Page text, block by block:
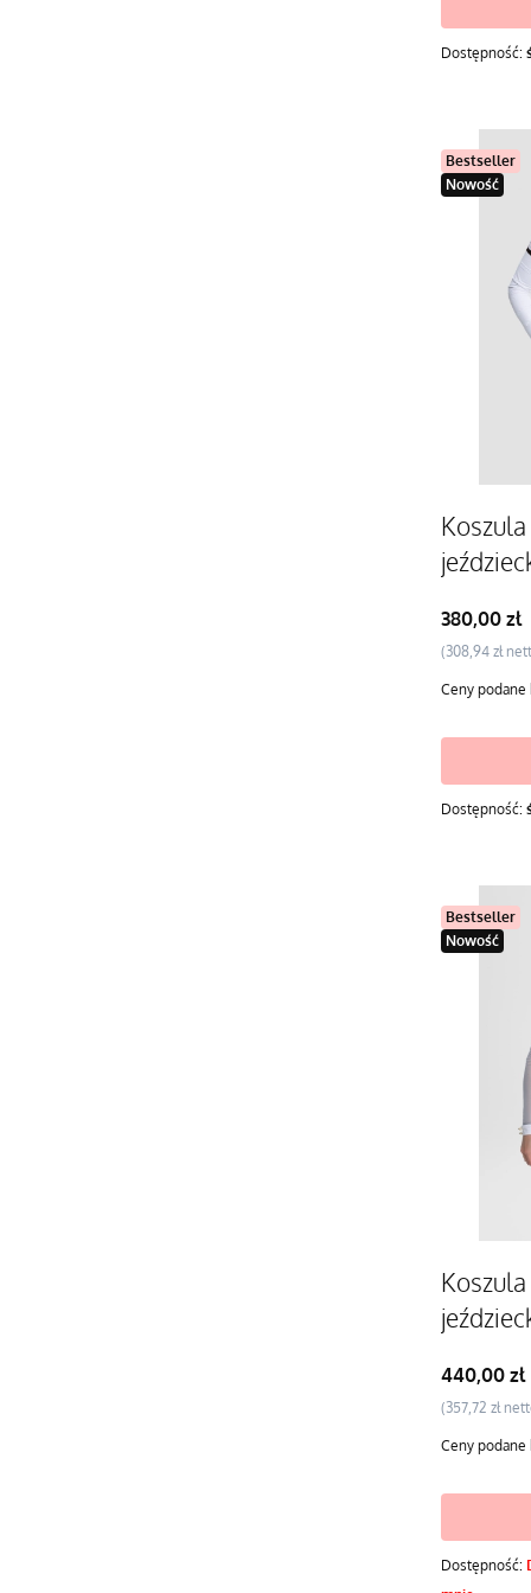
Dostępność:
Bestseller
Nowość
Cena
380,00 zł
Cena
308,94 zł
Ceny podane
Dostępność:
Bestseller
Nowość
Cena
440,00 zł
Cena
357,72 zł
Ceny podane
Dostępność: